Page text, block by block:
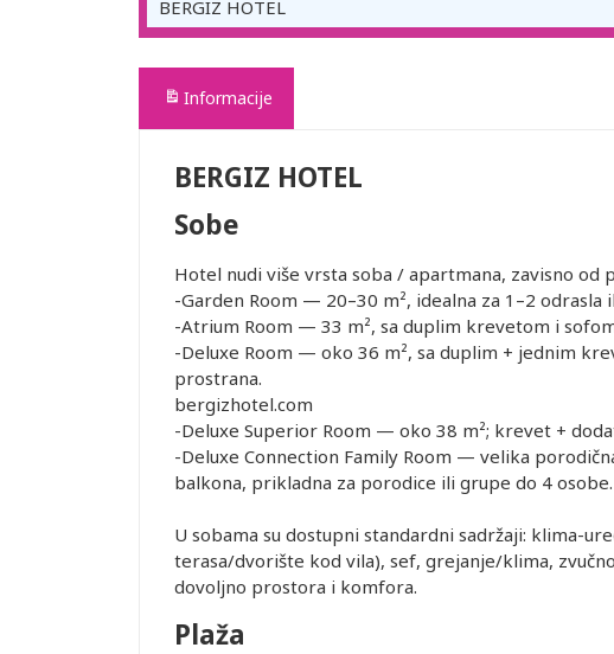
BERGIZ HOTEL
Informacije
BERGIZ HOTEL
Sobe
Hotel nudi više vrsta soba / apartmana, zavisno
-Garden Room — 20–30 m², idealna za 1–2 odrasla
-Atrium Room — 33 m², sa duplim krevetom i
-Deluxe Room — oko 36 m², sa duplim + jednim
prostrana.
bergizhotel.com
-Deluxe Superior Room — oko 38 m²; krevet +
-Deluxe Connection Family Room — velika
balkona, prikladna za porodice ili grupe do 4 osobe.
U sobama su dostupni standardni sadržaji: klima-
terasa/dvorište kod vila), sef, grejanje/klima,
dovoljno prostora i komfora.
Plaža